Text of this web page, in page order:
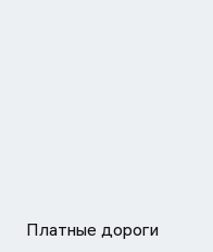
Платные дороги